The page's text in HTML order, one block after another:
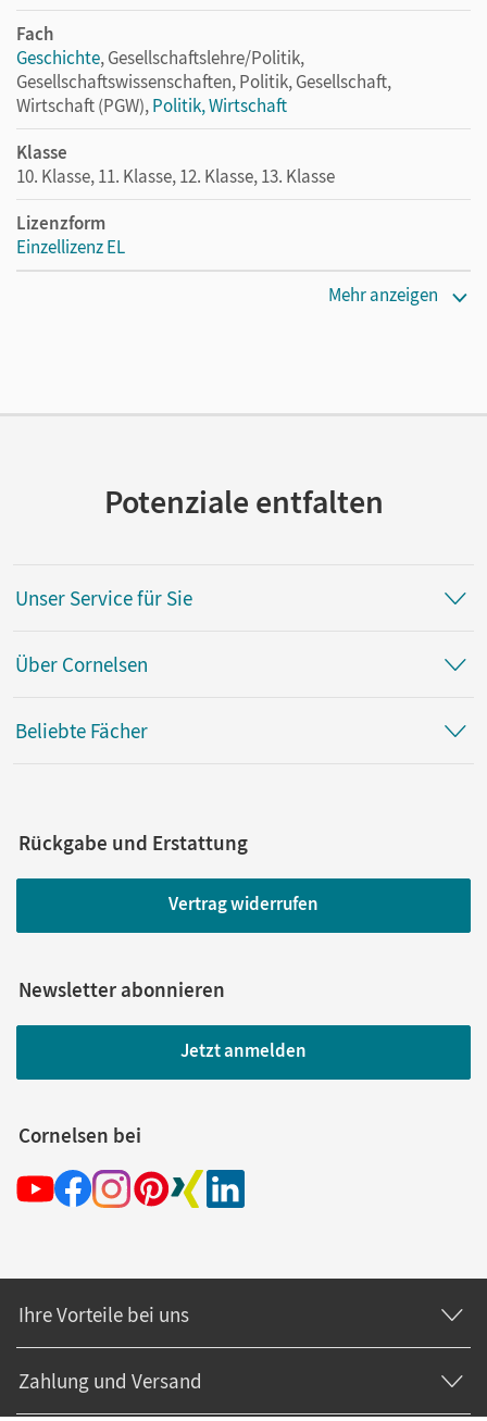
Fach
Geschichte, Gesellschaftslehre/Politik,
Gesellschaftswissenschaften, Politik, Gesellschaft,
Wirtschaft (PGW),Politik, Wirtschaft
Klasse
10. Klasse, 11. Klasse, 12. Klasse, 13. Klasse
Lizenzform
Einzellizenz EL
Mehr anzeigen
Potenziale entfalten
Unser Service für Sie
Über Cornelsen
Beliebte Fächer
Rückgabe und Erstattung
Vertrag widerrufen
Newsletter abonnieren
Jetzt anmelden
Cornelsen bei
Ihre Vorteile bei uns
Zahlung und Versand